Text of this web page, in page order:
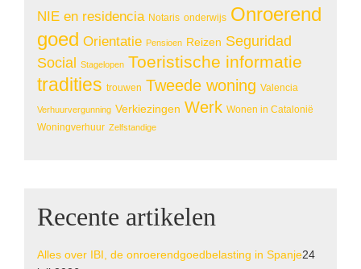
NIE en residencia Notaris onderwijs Onroerend
goed Orientatie Pensioen Reizen Seguridad
Social
Stagelopen Toeristische informatie
tradities trouwen Tweede woning Valencia
Verhuurvergunning Verkiezingen Werk Wonen in Catalonië
Woningverhuur Zelfstandige
Recente artikelen
Alles over IBI, de onroerendgoedbelasting in Spanje24